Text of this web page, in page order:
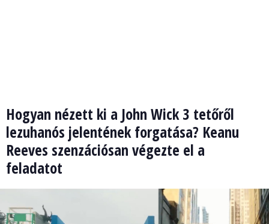
Hogyan nézett ki a John Wick 3 tetőről
lezuhanós jelentének forgatása? Keanu
Reeves szenzációsan végezte el a
feladatot